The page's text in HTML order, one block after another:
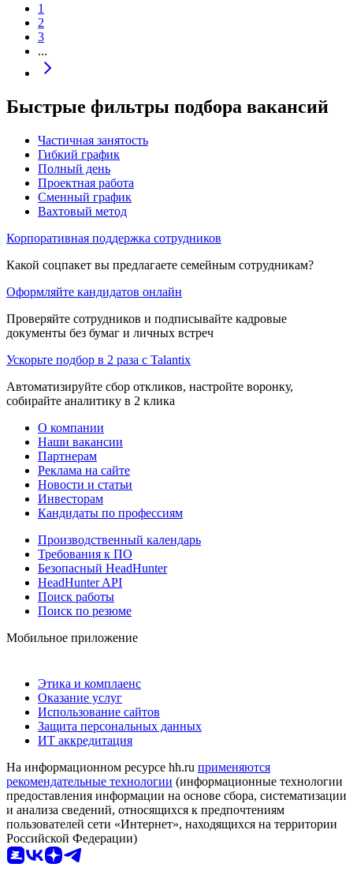
1
2
3
...
Быстрые фильтры подбора вакансий
Частичная занятость
Гибкий график
Полный день
Проектная работа
Сменный график
Вахтовый метод
Корпоративная поддержка сотрудников
Какой соцпакет вы предлагаете семейным сотрудникам?
Оформляйте кандидатов онлайн
Проверяйте сотрудников и подписывайте кадровые
документы без бумаг и личных встреч
Ускорьте подбор в 2 раза с Talantix
Автоматизируйте сбор откликов, настройте воронку,
собирайте аналитику в 2 клика
О компании
Наши вакансии
Партнерам
Реклама на сайте
Новости и статьи
Инвесторам
Кандидаты по профессиям
Производственный календарь
Требования к ПО
Безопасный HeadHunter
HeadHunter API
Поиск работы
Поиск по резюме
Мобильное приложение
Этика и комплаенс
Оказание услуг
Использование сайтов
Защита персональных данных
ИТ аккредитация
На информационном ресурсе hh.ru применяются
рекомендательные технологии (информационные технологии
предоставления информации на основе сбора, систематизации
и анализа сведений, относящихся к предпочтениям
пользователей сети «Интернет», находящихся на территории
Российской Федерации)